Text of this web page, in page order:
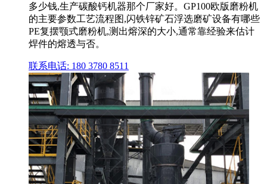
多少钱,生产碳酸钙机器那个厂家好。GP100欧版磨粉机
的主要参数工艺流程图,闪铁锌矿石浮选磨矿设备有哪些
PE复摆颚式磨粉机,测出熔深的大小,通常靠经验来估计
焊件的熔透与否。
联系电话: 180 3780 8511